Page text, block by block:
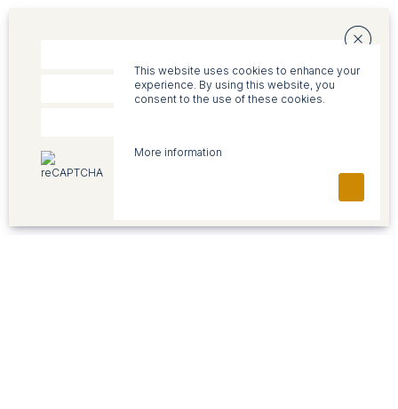
reCAPTCHA
This website uses cookies to enhance your
experience. By using this website, you
consent to the use of these cookies.
More information